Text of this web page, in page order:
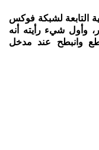
التابعة لشبكة فوكس
وأول شيء رأيته أنه
وانبطح عند مدخل